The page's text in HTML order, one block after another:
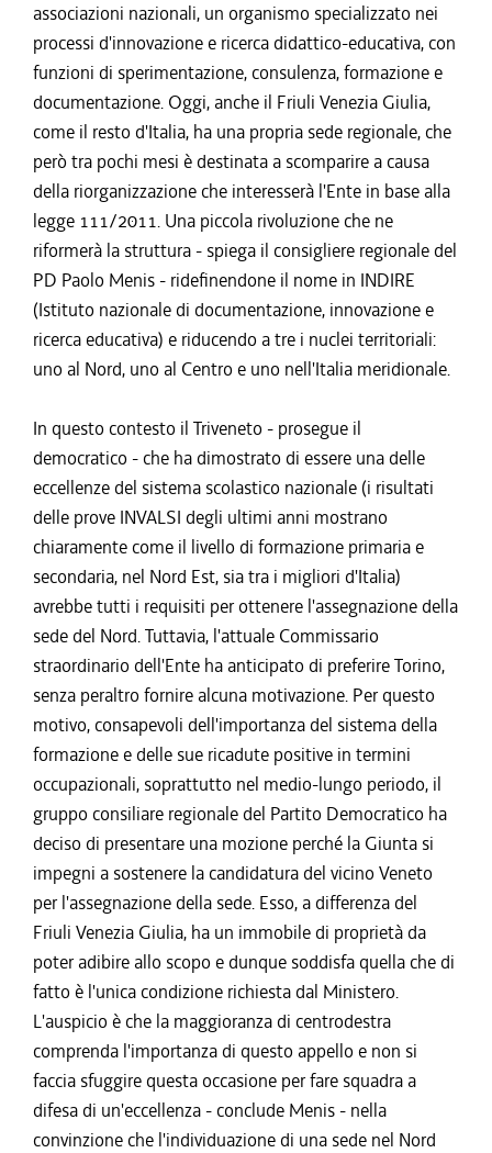
associazioni nazionali, un organismo specializzato nei
processi d'innovazione e ricerca didattico-educativa, con
funzioni di sperimentazione, consulenza, formazione e
documentazione. Oggi, anche il Friuli Venezia Giulia,
come il resto d'Italia, ha una propria sede regionale, che
però tra pochi mesi è destinata a scomparire a causa
della riorganizzazione che interesserà l'Ente in base alla
legge 111/2011. Una piccola rivoluzione che ne
riformerà la struttura - spiega il consigliere regionale del
PD Paolo Menis - ridefinendone il nome in INDIRE
(Istituto nazionale di documentazione, innovazione e
ricerca educativa) e riducendo a tre i nuclei territoriali:
uno al Nord, uno al Centro e uno nell'Italia meridionale.
In questo contesto il Triveneto - prosegue il
democratico - che ha dimostrato di essere una delle
eccellenze del sistema scolastico nazionale (i risultati
delle prove INVALSI degli ultimi anni mostrano
chiaramente come il livello di formazione primaria e
secondaria, nel Nord Est, sia tra i migliori d'Italia)
avrebbe tutti i requisiti per ottenere l'assegnazione della
sede del Nord. Tuttavia, l'attuale Commissario
straordinario dell'Ente ha anticipato di preferire Torino,
senza peraltro fornire alcuna motivazione. Per questo
motivo, consapevoli dell'importanza del sistema della
formazione e delle sue ricadute positive in termini
occupazionali, soprattutto nel medio-lungo periodo, il
gruppo consiliare regionale del Partito Democratico ha
deciso di presentare una mozione perché la Giunta si
impegni a sostenere la candidatura del vicino Veneto
per l'assegnazione della sede. Esso, a differenza del
Friuli Venezia Giulia, ha un immobile di proprietà da
poter adibire allo scopo e dunque soddisfa quella che di
fatto è l'unica condizione richiesta dal Ministero.
L'auspicio è che la maggioranza di centrodestra
comprenda l'importanza di questo appello e non si
faccia sfuggire questa occasione per fare squadra a
difesa di un'eccellenza - conclude Menis - nella
convinzione che l'individuazione di una sede nel Nord